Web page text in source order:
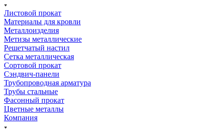
Листовой прокат
Материалы для кровли
Металлоизделия
Метизы металлические
Решетчатый настил
Сетка металлическая
Сортовой прокат
Сэндвич-панели
Трубопроводная арматура
Трубы стальные
Фасонный прокат
Цветные металлы
Компания